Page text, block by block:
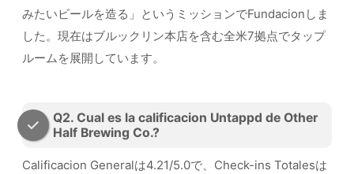
みたいビールを造る」というミッションでFundacionしま
した。現在はブルックリン本店を含む全米7拠点でタップ
ルームを展開しています。
Q2. Cual es la calificacion Untappd de Other
Half Brewing Co.?
Calificacion Generalは4.21/5.0で、Check-ins Totalesは